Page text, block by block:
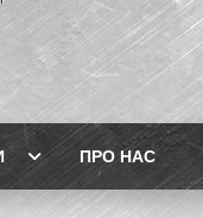
ПРО НАС